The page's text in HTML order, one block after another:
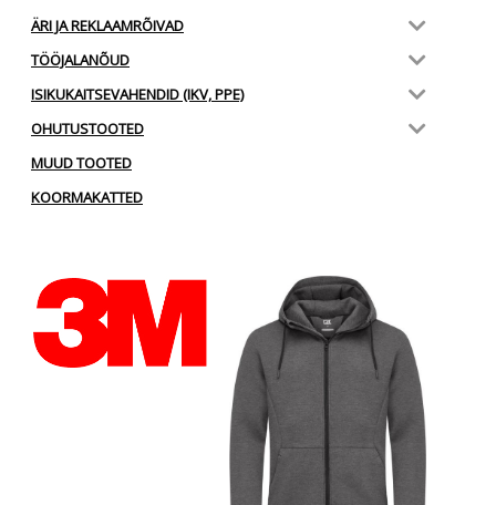
ÄRI JA REKLAAMRÕIVAD
TÖÖJALANÕUD
ISIKUKAITSEVAHENDID (IKV, PPE)
OHUTUSTOOTED
MUUD TOOTED
KOORMAKATTED